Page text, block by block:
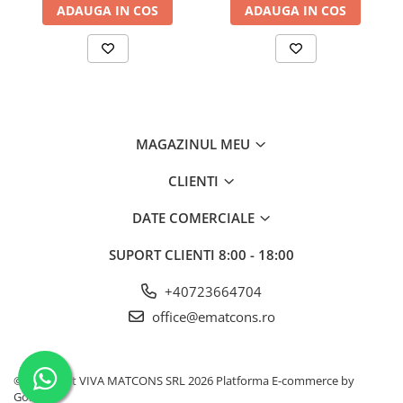
ADAUGA IN COS ADAUGA IN COS
MAGAZINUL MEU
CLIENTI
DATE COMERCIALE
SUPORT CLIENTI 8:00 - 18:00
+40723664704
office@ematcons.ro
©Copyright VIVA MATCONS SRL 2026 Platforma E-commerce by
Gomag